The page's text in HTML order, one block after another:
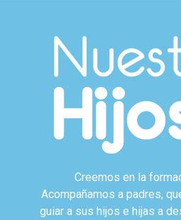
Creemos en la
Acompañamos a padres,
guiar a sus hijos e hijas a